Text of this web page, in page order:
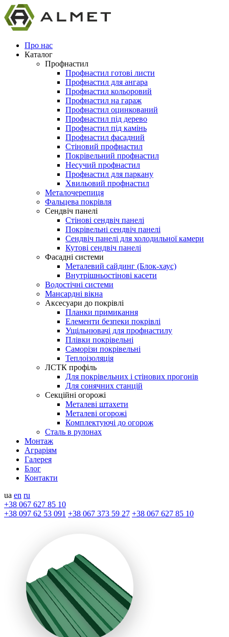
Про нас
Каталог
Профнастил
Профнастил готові листи
Профнастил для ангара
Профнастил кольоровий
Профнастил на гараж
Профнастил оцинкований
Профнастил під дерево
Профнастил під камінь
Профнастил фасадний
Стіновий профнастил
Покрівельний профнастил
Несучий профнастил
Профнастил для паркану
Хвильовий профнастил
Металочерепиця
Фальцева покрівля
Сендвіч панелі
Стінові сендвіч панелі
Покрівельні сендвіч панелі
Сендвіч панелі для холодильної камери
Кутові сендвіч панелі
Фасадні системи
Металевий сайдинг (Блок-хаус)
Внутрішньостінові касети
Водостічні системи
Мансардні вікна
Аксесуари до покрівлі
Планки примикання
Елементи безпеки покрівлі
Ущільнювачі для профнастилу
Плівки покрівельні
Саморізи покрівельні
Теплоізоляція
ЛСТК профіль
Для покрівельних і стінових прогонів
Для сонячних станцій
Секційні огорожі
Металеві штахети
Металеві огорожі
Комплектуючі до огорож
Сталь в рулонах
Монтаж
Аграріям
Галерея
Блог
Контакти
ua en ru
+38 067 627 85 10
+38 097 62 53 091 +38 067 373 59 27 +38 067 627 85 10